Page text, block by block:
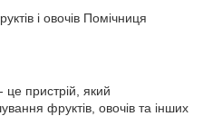
і овочів Помічниця
- це пристрій, який
фруктів, овочів та інших